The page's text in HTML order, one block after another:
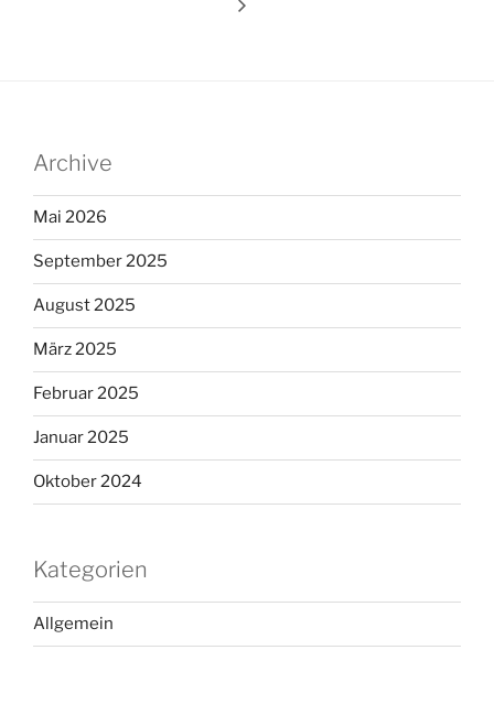
Archive
Mai 2026
September 2025
August 2025
März 2025
Februar 2025
Januar 2025
Oktober 2024
Kategorien
Allgemein